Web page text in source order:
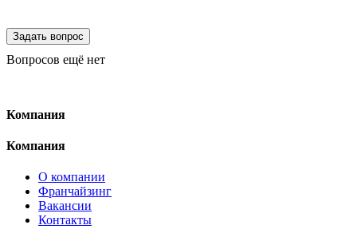
Вопросов ещё нет
Компания
Компания
О компании
Франчайзинг
Вакансии
Контакты